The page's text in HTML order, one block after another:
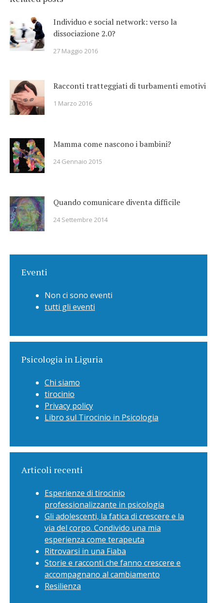
Individuo e social network: verso la
dissociazione 2.0?
27 Maggio 2016
Racconti tratteggiati di turbamenti emotivi
1 Marzo 2016
Mamma come nascono i bambini?
24 Gennaio 2015
Quando comunicare diventa difficile
24 Settembre 2014
Eventi
Non ci sono eventi
tutti gli eventi
Psicologia in Liguria
Chi siamo
tirocinio
Privacy policy
Libro sul Tirocinio in Psicologia
Articoli recenti
Esperienze di tirocinio
professionalizzante in psicologia
Gli adolescenti, la fatica di crescere e la
via del corpo. Condivido una mia
esperienza come terapeuta
Ritrovarsi in una Fiaba
Storie e racconti che fanno crescere e
accompagnano al cambiamento
Resilienza